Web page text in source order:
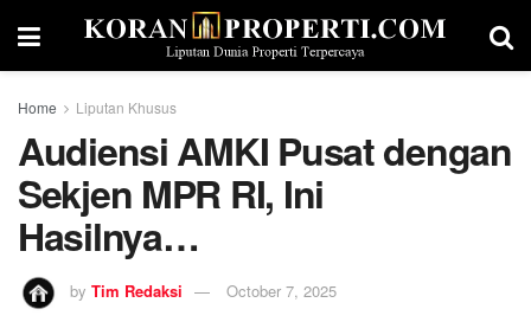
Home Liputan Khusus
Audiensi AMKI Pusat dengan
Sekjen MPR RI, Ini
Hasilnya…
by Tim Redaksi October 7, 2025